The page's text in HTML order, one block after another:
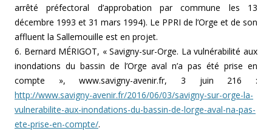
arrêté préfectoral d’approbation par commune les 13
décembre 1993 et 31 mars 1994). Le PPRI de l’Orge et de son
affluent la Sallemouille est en projet.
6. Bernard MÉRIGOT, « Savigny-sur-Orge. La vulnérabilité aux
inondations du bassin de l’Orge aval n’a pas été prise en
compte », www.savigny-avenir.fr, 3 juin 216 :
http://www.savigny-avenir.fr/2016/06/03/savigny-sur-orge-la-
vulnerabilite-aux-inondations-du-bassin-de-lorge-aval-na-pas-
ete-prise-en-compte/.